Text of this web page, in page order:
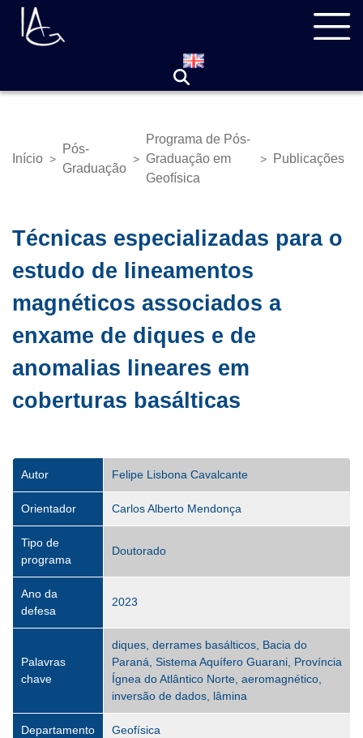
Pular
para
Trilha
Início >
Pós-
Graduação
>
Programa de Pós-
Graduação em
Geofísica
> Publicações
Técnicas especializadas para o
estudo de lineamentos
magnéticos associados a
enxame de diques e de
anomalias lineares em
coberturas basálticas
Autor Felipe Lisbona Cavalcante
Orientador Carlos Alberto Mendonça
Tipo de
programa
Doutorado
Ano da
defesa
2023
Palavras
chave
diques, derrames basálticos, Bacia do
Paraná, Sistema Aquífero Guarani, Província
Ígnea do Atlântico Norte, aeromagnético,
inversão de dados, lâmina
Departamento Geofísica